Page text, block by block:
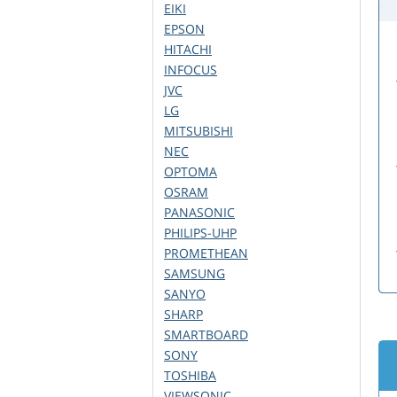
EIKI
EPSON
HITACHI
INFOCUS
JVC
LG
MITSUBISHI
NEC
OPTOMA
OSRAM
PANASONIC
PHILIPS-UHP
PROMETHEAN
SAMSUNG
SANYO
SHARP
SMARTBOARD
SONY
TOSHIBA